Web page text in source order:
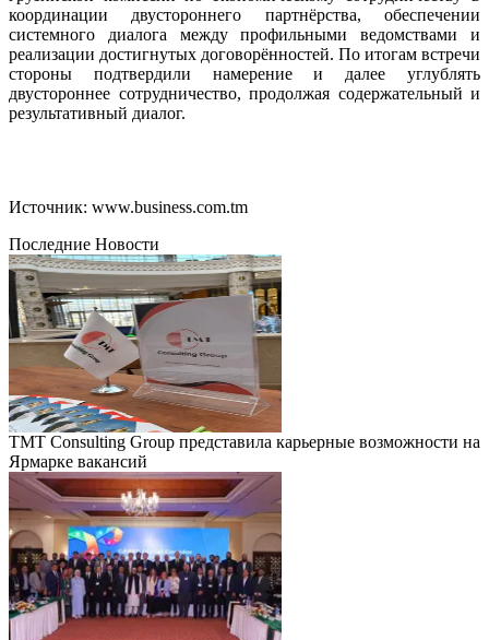
координации двустороннего партнёрства, обеспечении
системного диалога между профильными ведомствами и
реализации достигнутых договорённостей. По итогам встречи
стороны подтвердили намерение и далее углублять
двустороннее сотрудничество, продолжая содержательный и
результативный диалог.
Источник: www.business.com.tm
Последние Новости
TMT Consulting Group представила карьерные возможности на
Ярмарке вакансий